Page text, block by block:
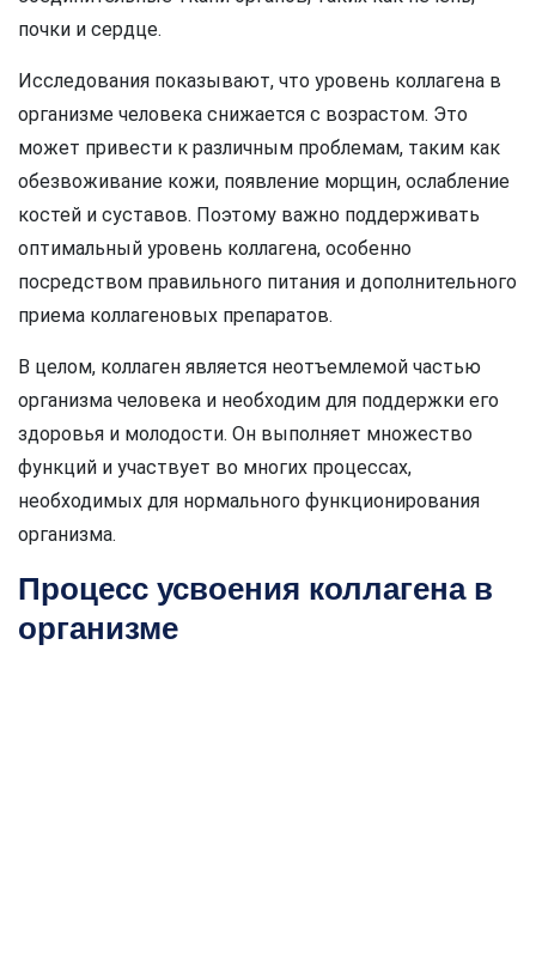
почки и сердце.
Исследования показывают, что уровень коллагена в
организме человека снижается с возрастом. Это
может привести к различным проблемам, таким как
обезвоживание кожи, появление морщин, ослабление
костей и суставов. Поэтому важно поддерживать
оптимальный уровень коллагена, особенно
посредством правильного питания и дополнительного
приема коллагеновых препаратов.
В целом, коллаген является неотъемлемой частью
организма человека и необходим для поддержки его
здоровья и молодости. Он выполняет множество
функций и участвует во многих процессах,
необходимых для нормального функционирования
организма.
Процесс усвоения коллагена в
организме